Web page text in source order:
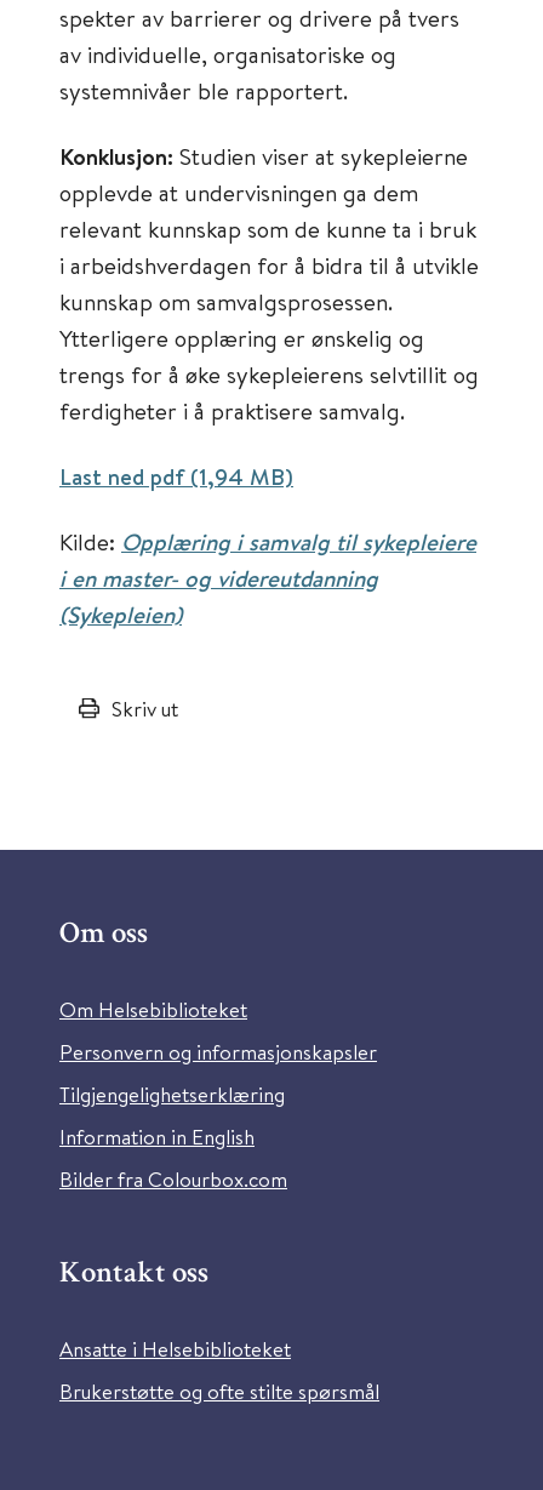
spekter av barrierer og drivere på tvers
av individuelle, organisatoriske og
systemnivåer ble rapportert.
Konklusjon: Studien viser at sykepleierne
opplevde at undervisningen ga dem
relevant kunnskap som de kunne ta i bruk
i arbeidshverdagen for å bidra til å utvikle
kunnskap om samvalgsprosessen.
Ytterligere opplæring er ønskelig og
trengs for å øke sykepleierens selvtillit og
ferdigheter i å praktisere samvalg.
Last ned pdf (1,94 MB)
Kilde: Opplæring i samvalg til sykepleiere
i en master- og videreutdanning
(Sykepleien)
Skriv ut
Om oss
Om Helsebiblioteket
Personvern og informasjonskapsler
Tilgjengelighetserklæring
Information in English
Bilder fra Colourbox.com
Kontakt oss
Ansatte i Helsebiblioteket
Brukerstøtte og ofte stilte spørsmål